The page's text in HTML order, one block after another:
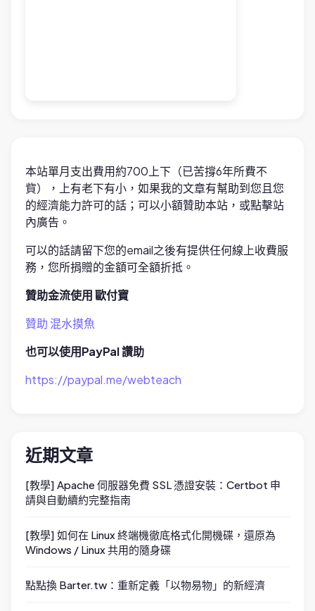
本站單月支出費用約700上下（已苦撐6年所費不
貲），上有老下有小，如果我的文章有幫助到您且您
的經濟能力許可的話；可以小額贊助本站，或點擊站
內廣告。
可以的話請留下您的email之後有提供任何線上收費服
務，您所捐贈的金額可全額折抵。
贊助金流使用 歐付寶
贊助 混水摸魚
也可以使用PayPal 讚助
https://paypal.me/webteach
近期文章
[教學] Apache 伺服器免費 SSL 憑證安裝：Certbot 申
請與自動續約完整指南
[教學] 如何在 Linux 終端機徹底格式化開機碟，還原為
Windows / Linux 共用的隨身碟
點點換 Barter.tw：重新定義「以物易物」的新經濟